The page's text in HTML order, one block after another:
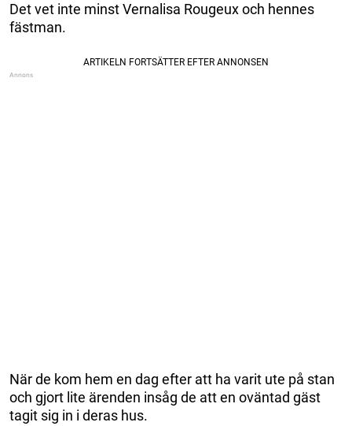
Det vet inte minst Vernalisa Rougeux och hennes
fästman.
När de kom hem en dag efter att ha varit ute på stan
och gjort lite ärenden insåg de att en oväntad gäst
tagit sig in i deras hus.